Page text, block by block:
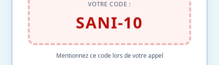
VOTRE CODE :
SANI-10
Mentionnez ce code lors de votre appel